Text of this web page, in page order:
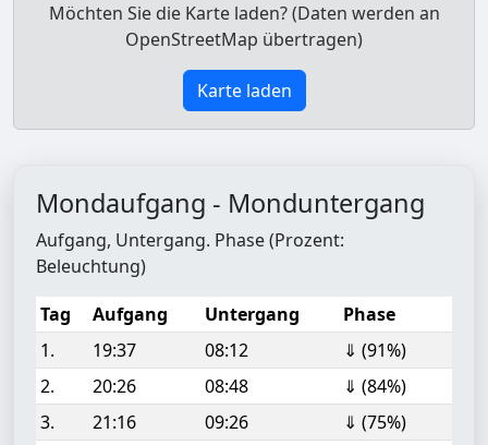
Möchten Sie die Karte laden? (Daten werden an
OpenStreetMap übertragen)
Karte laden
Mondaufgang - Monduntergang
Aufgang, Untergang. Phase (Prozent:
Beleuchtung)
Tag
Aufgang Untergang
Phase
1.
19:37 08:12
⇓ (91%)
2.
20:26 08:48
⇓ (84%)
3.
21:16 09:26
⇓ (75%)